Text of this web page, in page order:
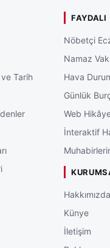
Tarih
FAYDALI
Nöbetçi
Namaz
Hava
Günlük
Web
İnteraktif
Hakkımızda
Künye
İletişim